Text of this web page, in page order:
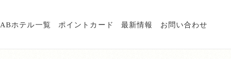
ABホテル一覧 ポイントカード 最新情報 お問い合わせ